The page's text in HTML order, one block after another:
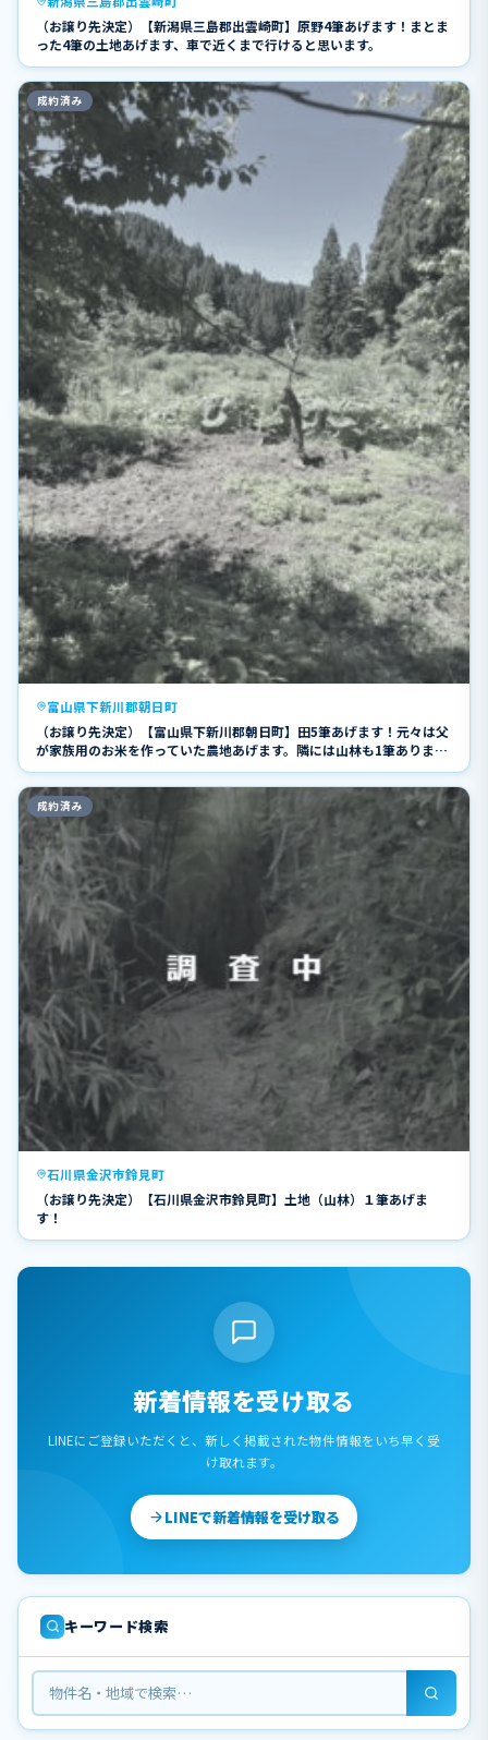
（お譲り先決定）【新潟県三島郡出雲崎町】原野4筆あげます！まとま
った4筆の土地あげます、車で近くまで行けると思います。
成約済み
富山県下新川郡朝日町
（お譲り先決定）【富山県下新川郡朝日町】田5筆あげます！元々は父
が家族用のお米を作っていた農地あげます。隣には山林も1筆ありま
す。ご希望の方は古屋付の宅地もセットでお譲りします。
成約済み
石川県金沢市鈴見町
（お譲り先決定）【石川県金沢市鈴見町】土地（山林）１筆あげま
す！
新着情報を受け取る
LINEにご登録いただくと、新しく掲載された物件情報をいち早く受
け取れます。
LINEで新着情報を受け取る
キーワード検索